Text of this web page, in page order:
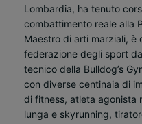
Lombardia, ha tenuto
combattimento reale alla
Maestro di arti marziali, è
federazione degli sport
tecnico della Bulldog’s
con diverse centinaia di
di fitness, atleta agonista
lunga e skyrunning,